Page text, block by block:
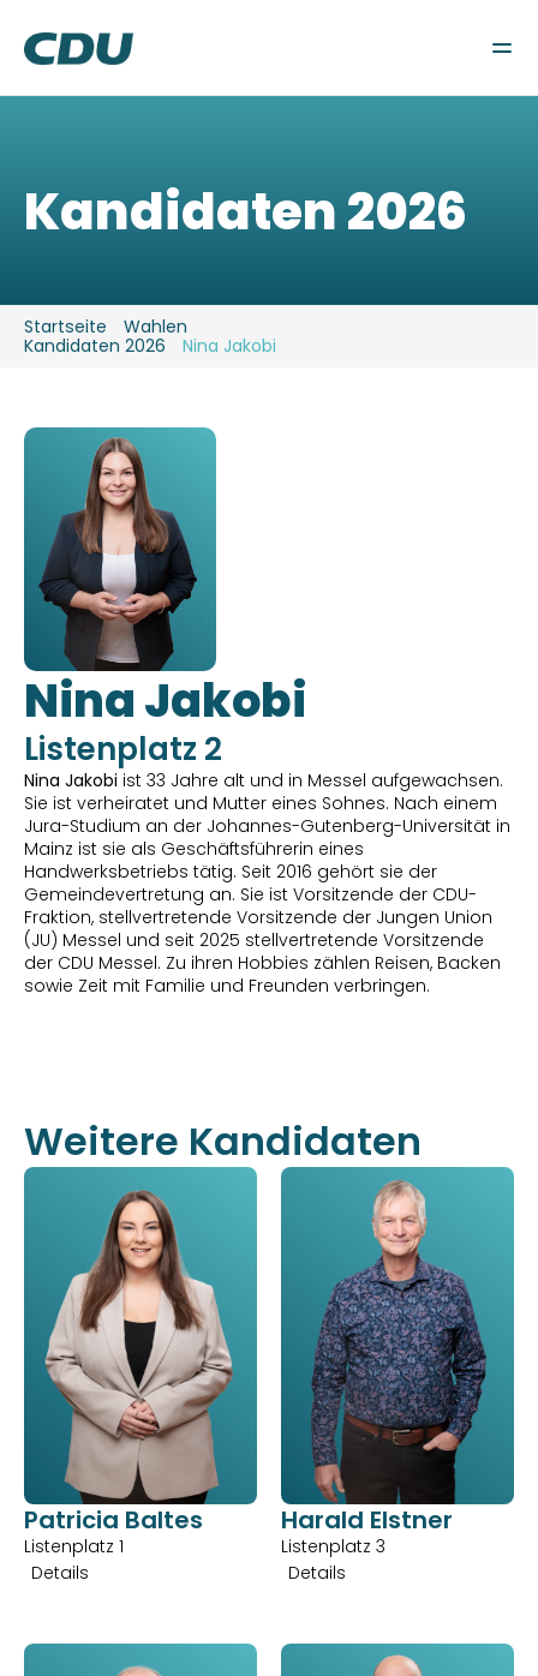
Wahlen
Aktuelles
Kontakt
Kandidaten 2026
Startseite
Wahlen
Kandidaten 2026
Nina Jakobi
Nina Jakobi
Listenplatz 2
Nina Jakobi ist 33 Jahre alt und in Messel aufgewachsen.
Sie ist verheiratet und Mutter eines Sohnes. Nach einem
Jura-Studium an der Johannes-Gutenberg-Universität in
Mainz ist sie als Geschäftsführerin eines
Handwerksbetriebs tätig. Seit 2016 gehört sie der
Gemeindevertretung an. Sie ist Vorsitzende der CDU-
Fraktion, stellvertretende Vorsitzende der Jungen Union
(JU) Messel und seit 2025 stellvertretende Vorsitzende
der CDU Messel. Zu ihren Hobbies zählen Reisen, Backen
sowie Zeit mit Familie und Freunden verbringen.
Weitere Kandidaten
Patricia Baltes
Listenplatz 1
Details
Harald Elstner
Listenplatz 3
Details